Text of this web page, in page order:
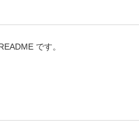
です。